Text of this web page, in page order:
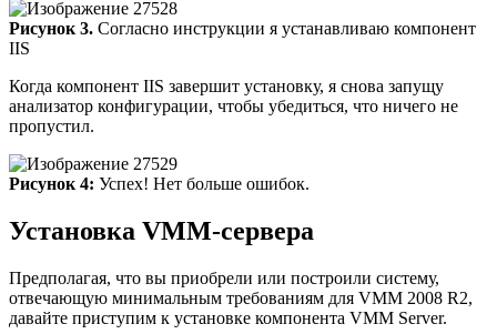
Рисунок 3. Согласно инструкции я устанавливаю компонент
IIS
Когда компонент IIS завершит установку, я снова запущу
анализатор конфигурации, чтобы убедиться, что ничего не
пропустил.
Рисунок 4: Успех! Нет больше ошибок.
Установка VMM-сервера
Предполагая, что вы приобрели или построили систему,
отвечающую минимальным требованиям для VMM 2008 R2,
давайте приступим к установке компонента VMM Server.